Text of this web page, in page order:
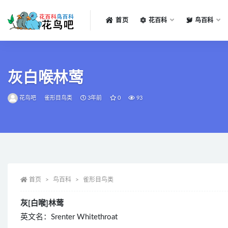
首页 花百科 鸟百科
灰白喉林莺
花鸟吧 雀形目鸟类 3年前 0 93
首页 鸟百科 雀形目鸟类
灰[白喉]林莺
英文名：Srenter Whitethroat